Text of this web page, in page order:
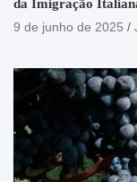
da Imigração
9 de junho de 2025